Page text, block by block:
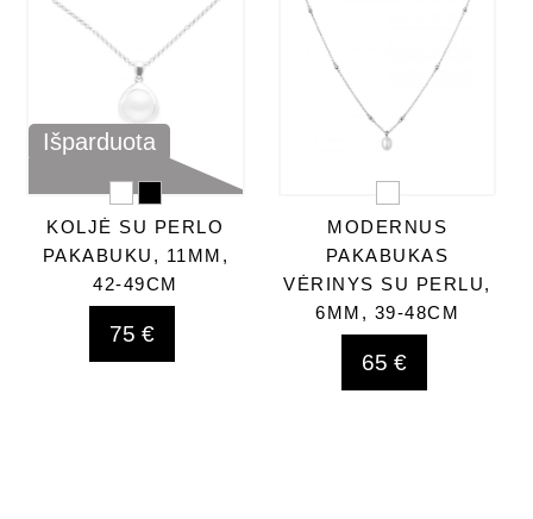
Išparduota
KOLJĖ SU PERLO
PAKABUKU, 11MM,
42-49CM
75 €
MODERNUS
PAKABUKAS
VĖRINYS SU PERLU,
6MM, 39-48CM
65 €